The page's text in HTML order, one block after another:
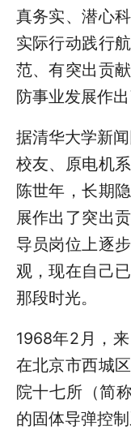
真务实、潜心
实际行动践行
范、有突出贡
防事业发展作出
据清华大学新
校友、原电机
陈世年，长期
展作出了突出
导员岗位上逐
观，现在自己
那段时光。
1968年2月，
在北京市西城
院十七所（简
的固体导弹控